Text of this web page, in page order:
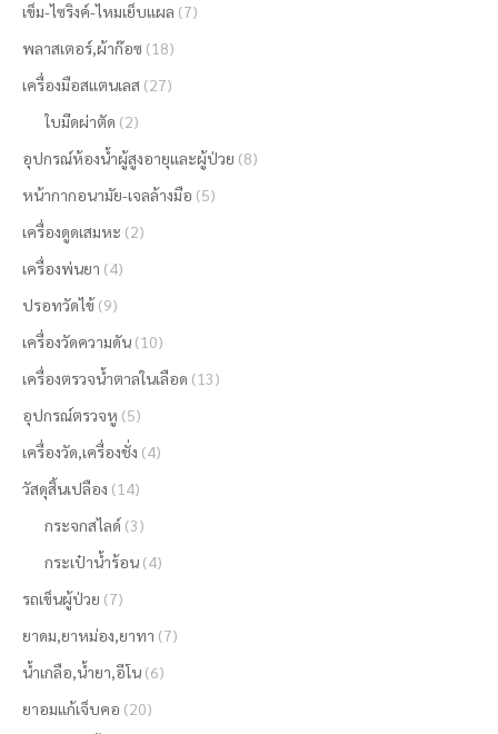
เข็ม-ไซริงค์-ไหมเย็บแผล (7)
พลาสเตอร์,ผ้าก๊อซ (18)
เครื่องมือสแตนเลส (27)
ใบมีดผ่าตัด (2)
อุปกรณ์ห้องน้ำผู้สูงอายุและผู้ป่วย (8)
หน้ากากอนามัย-เจลล้างมือ (5)
เครื่องดูดเสมหะ (2)
เครื่องพ่นยา (4)
ปรอทวัดไข้ (9)
เครื่องวัดความดัน (10)
เครื่องตรวจน้ำตาลในเลือด (13)
อุปกรณ์ตรวจหู (5)
เครื่องวัด,เครื่องชั่ง (4)
วัสดุสิ้นเปลือง (14)
กระจกสไลด์ (3)
กระเป๋าน้ำร้อน (4)
รถเข็นผู้ป่วย (7)
ยาดม,ยาหม่อง,ยาทา (7)
น้ำเกลือ,น้ำยา,อีโน (6)
ยาอมแก้เจ็บคอ (20)